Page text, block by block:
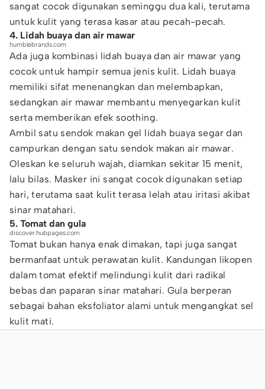
sangat cocok digunakan seminggu dua kali, terutama
untuk kulit yang terasa kasar atau pecah-pecah.
4. Lidah buaya dan air mawar
humblebrands.com
Ada juga kombinasi lidah buaya dan air mawar yang
cocok untuk hampir semua jenis kulit. Lidah buaya
memiliki sifat menenangkan dan melembapkan,
sedangkan air mawar membantu menyegarkan kulit
serta memberikan efek soothing.
Ambil satu sendok makan gel lidah buaya segar dan
campurkan dengan satu sendok makan air mawar.
Oleskan ke seluruh wajah, diamkan sekitar 15 menit,
lalu bilas. Masker ini sangat cocok digunakan setiap
hari, terutama saat kulit terasa lelah atau iritasi akibat
sinar matahari.
5. Tomat dan gula
discover.hubpages.com
Tomat bukan hanya enak dimakan, tapi juga sangat
bermanfaat untuk perawatan kulit. Kandungan likopen
dalam tomat efektif melindungi kulit dari radikal
bebas dan paparan sinar matahari. Gula berperan
sebagai bahan eksfoliator alami untuk mengangkat sel
kulit mati.